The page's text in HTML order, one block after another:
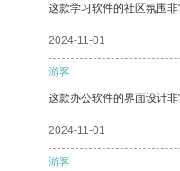
这款学习软件的社区氛围
2024-11-01
游客
这款办公软件的界面设计
2024-11-01
游客